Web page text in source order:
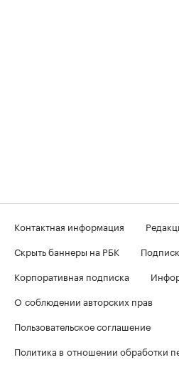
Контактная информация
Скрыть баннеры на РБК
Корпоративная подписка
О соблюдении авторских прав
Пользовательское соглашение
Политика в отношении обработки